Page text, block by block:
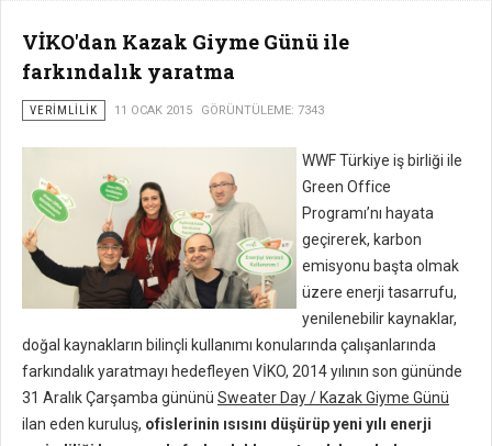
VİKO'dan Kazak Giyme Günü ile
farkındalık yaratma
VERIMLILIK 11 OCAK 2015 GÖRÜNTÜLEME: 7343
WWF Türkiye iş birliği ile
Green Office
Programı’nı hayata
geçirerek, karbon
emisyonu başta olmak
üzere enerji tasarrufu,
yenilenebilir kaynaklar,
doğal kaynakların bilinçli kullanımı konularında çalışanlarında
farkındalık yaratmayı hedefleyen VİKO, 2014 yılının son gününde
31 Aralık Çarşamba gününü Sweater Day / Kazak Giyme Günü
ilan eden kuruluş, ofislerinin ısısını düşürüp yeni yılı enerji